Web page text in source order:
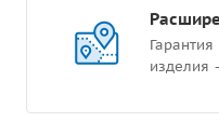
изделия